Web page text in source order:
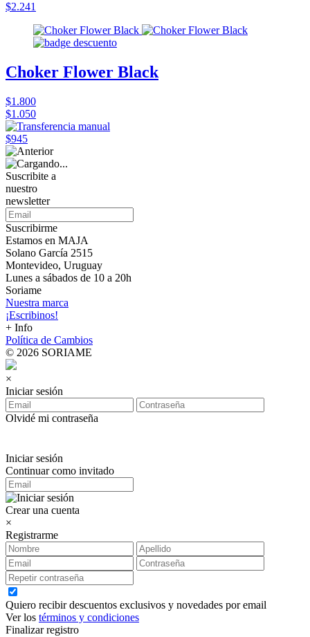
$2.241
Choker Flower Black
$1.800
$1.050
$945
Suscribite a
nuestro
newsletter
Suscribirme
Estamos en MAJA
Solano García 2515
Montevideo, Uruguay
Lunes a sábados de 10 a 20h
Soriame
Nuestra marca
¡Escribinos!
+ Info
Política de Cambios
© 2026 SORIAME
×
Iniciar sesión
Olvidé mi contraseña
Iniciar sesión
Continuar como invitado
Crear una cuenta
×
Registrarme
Quiero recibir descuentos exclusivos y novedades por email
Ver los términos y condiciones
Finalizar registro